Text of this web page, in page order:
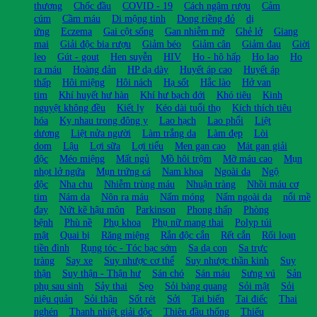
thương
Chốc đầu COVID - 19 Cách ngâm rượu
Cảm
cúm
Cầm máu Di mộng tinh Dong riềng đỏ
dị
ứng
Eczema Gai cột sống Gan nhiễm mỡ Ghẻ lở
Giang
mai
Giải độc bia rượu Giảm béo Giảm cân Giảm đau
Giời
leo
Gút - gout Hen suyễn HIV Ho - hô hấp Ho lao
Ho
ra máu
Hoàng đản HP dạ dày Huyết áp cao
Huyết áp
thấp
Hôi miệng Hôi nách Hạ sốt Hắc lào
Hở van
tim
Khí huyết hư hàn Khí hư bạch đới Khó tiêu
Kinh
nguyệt không đều
Kiết lỵ Kéo dài tuổi thọ
Kích thích tiêu
hóa
Kỵ nhau trong đông y Lao hạch Lao phổi
Liệt
dương
Liệt nửa người Làm trắng da Làm đẹp
Lòi
dom
Lậu Lợi sữa Lợi tiểu Men gan cao
Mát gan giải
độc
Méo miệng Mất ngủ Mồ hôi trộm Mỡ máu cao
Mụn
nhọt lở ngứa
Mụn trứng cá Nam khoa Ngoài da
Ngộ
độc
Nha chu Nhiễm trùng máu Nhuận tràng
Nhồi máu cơ
tim
Nám da Nôn ra máu Nấm móng Nấm ngoài da
nổi mề
đay
Nứt kẽ hậu môn Parkinson Phong thấp
Phòng
bệnh
Phù nề Phụ khoa Phụ nữ mang thai
Polyp túi
mật
Quai bị Răng miệng Rắn độc cắn Rết cắn
Rối loạn
tiền đình
Rụng tóc - Tóc bạc sớm Sa dạ con
Sa trực
tràng
Say xe Suy nhược cơ thể Suy nhược thần kinh
Suy
thận
Suy thận - Thận hư Sán chó Sán máu Sưng vú
Sản
phụ sau sinh
Sảy thai Sẹo Sỏi bàng quang Sỏi mật
Sỏi
niệu quản
Sỏi thận Sốt rét Sởi Tai biến Tai điếc
Thai
nghén
Thanh nhiệt giải độc Thiên đầu thống
Thiếu